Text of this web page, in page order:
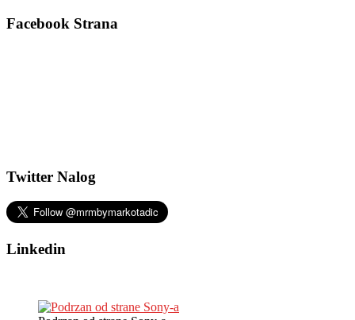
Facebook Strana
Twitter Nalog
Linkedin